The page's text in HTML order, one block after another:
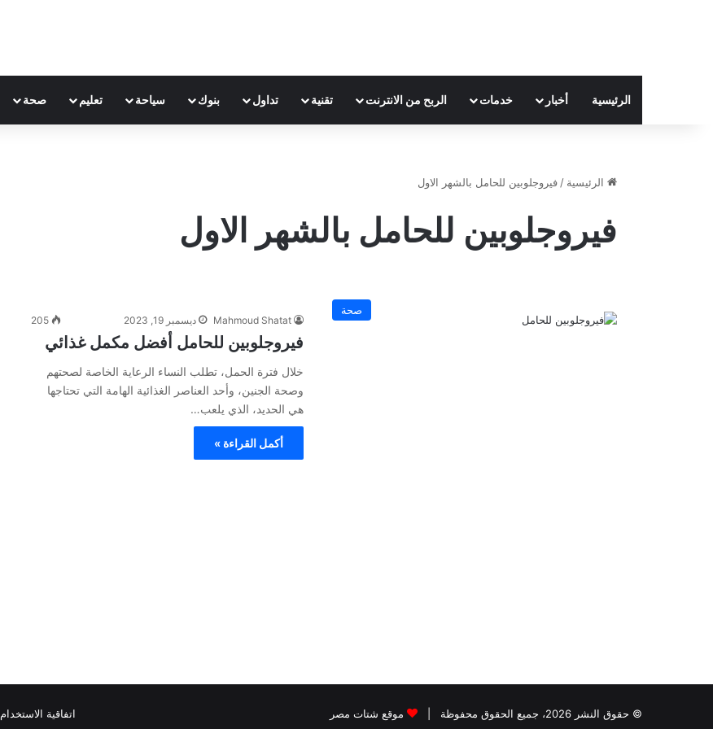
الرئيسية أخبار خدمات الربح من الانترنت تقنية تداول بنوك سياحة تعليم صحة
الرئيسية / فيروجلوبين للحامل بالشهر الاول
فيروجلوبين للحامل بالشهر الاول
صحة
Mahmoud Shatat ديسمبر 19, 2023 205
فيروجلوبين للحامل أفضل مكمل غذائي
خلال فترة الحمل، تطلب النساء الرعاية الخاصة لصحتهم
وصحة الجنين، وأحد العناصر الغذائية الهامة التي تحتاجها
هي الحديد، الذي يلعب…
أكمل القراءة »
© حقوق النشر 2026، جميع الحقوق محفوظة | موقع شتات مصر اتفاقية الاستخدام